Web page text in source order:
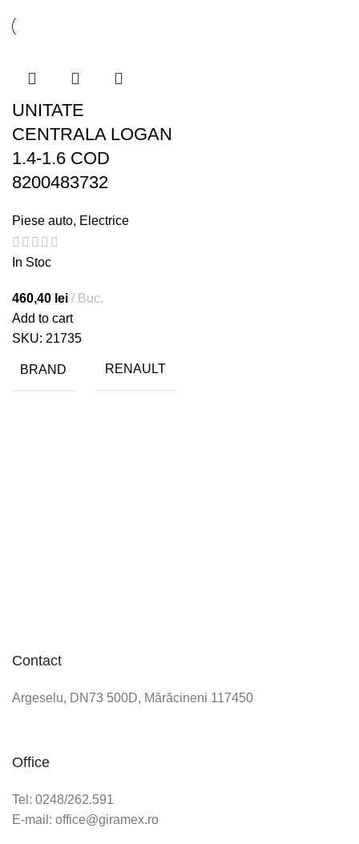
UNITATE
CENTRALA LOGAN
1.4-1.6 COD
8200483732
Piese auto, Electrice
In Stoc
460,40 lei
Buc.
Add to cart
SKU: 21735
BRAND RENAULT
Contact
Argeselu, DN73 500D, Mărăcineni 117450
Office
Tel: 0248/262.591
E-mail: office@giramex.ro